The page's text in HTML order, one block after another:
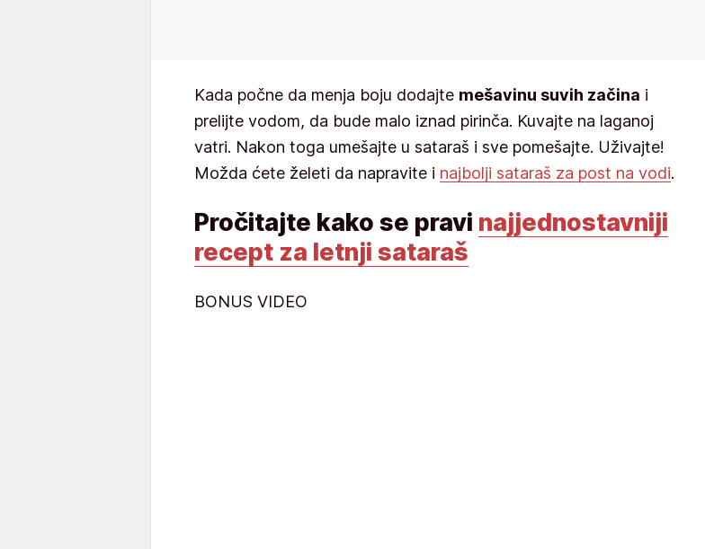
Kada počne da menja boju dodajte mešavinu suvih začina i
prelijte vodom, da bude malo iznad pirinča. Kuvajte na laganoj
vatri. Nakon toga umešajte u sataraš i sve pomešajte. Uživajte!
Možda ćete želeti da napravite i najbolji sataraš za post na vodi.
Pročitajte kako se pravi najjednostavniji
recept za letnji sataraš
BONUS VIDEO